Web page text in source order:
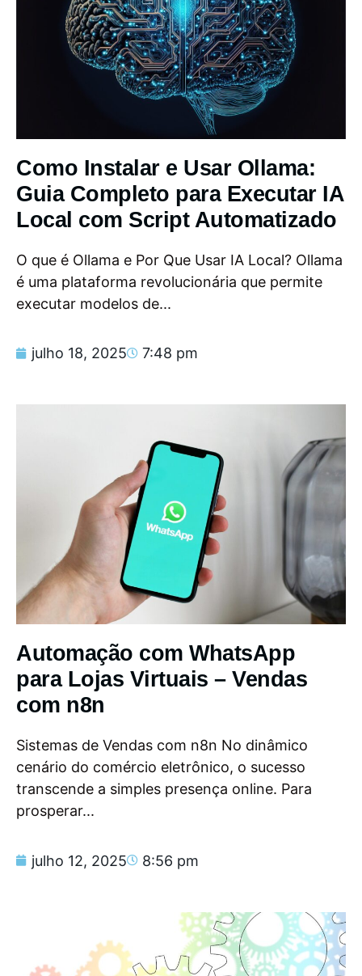
Como Instalar e Usar Ollama:
Guia Completo para Executar IA
Local com Script Automatizado
O que é Ollama e Por Que Usar IA Local? Ollama
é uma plataforma revolucionária que permite
executar modelos de...
julho 18, 2025 7:48 pm
Automação com WhatsApp
para Lojas Virtuais – Vendas
com n8n
Sistemas de Vendas com n8n No dinâmico
cenário do comércio eletrônico, o sucesso
transcende a simples presença online. Para
prosperar...
julho 12, 2025 8:56 pm